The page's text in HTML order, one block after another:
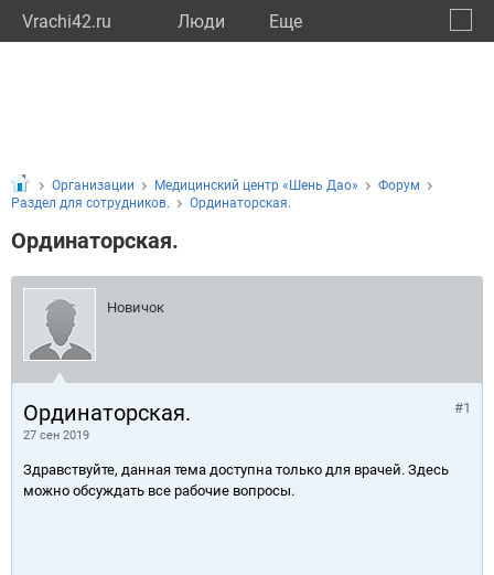
Vrachi42.ru Люди Eще
Организации Медицинский центр «Шень Дао»
Форум
Раздел для сотрудников.
Ординаторская.
Ординаторская.
Новичок
Ординаторская.
27 сен 2019
#1
Здравствуйте, данная тема доступна только для врачей. Здесь
можно обсуждать все рабочие вопросы.